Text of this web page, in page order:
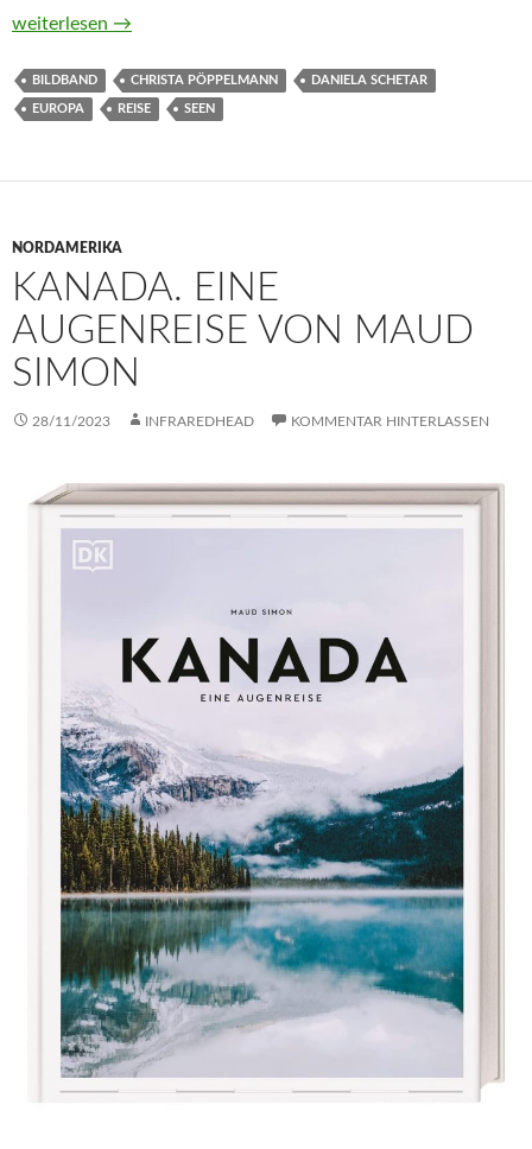
Seeblicke. Die schönsten Seen Europas von Christa
weiterlesen →
BILDBAND CHRISTA PÖPPELMANN DANIELA SCHETAR
EUROPA REISE SEEN
NORDAMERIKA
KANADA. EINE
AUGENREISE VON MAUD
SIMON
28/11/2023 INFRAREDHEAD KOMMENTAR HINTERLASSEN